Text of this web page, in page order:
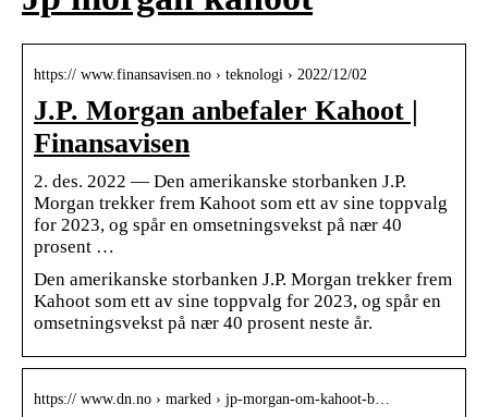
https:// www.finansavisen.no › teknologi › 2022/12/02
J.P. Morgan anbefaler Kahoot |
Finansavisen
2. des. 2022 — Den amerikanske storbanken J.P.
Morgan trekker frem Kahoot som ett av sine toppvalg
for 2023, og spår en omsetningsvekst på nær 40
prosent …
Den amerikanske storbanken J.P. Morgan trekker frem
Kahoot som ett av sine toppvalg for 2023, og spår en
omsetningsvekst på nær 40 prosent neste år.
https:// www.dn.no › marked › jp-morgan-om-kahoot-b…